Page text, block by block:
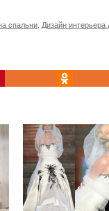
спальни Дизайн интерьера